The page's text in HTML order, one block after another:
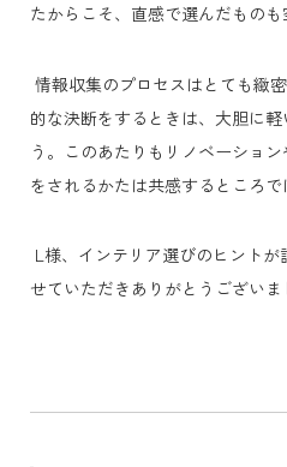
たからこそ、直感で選んだものも
情報収集のプロセスはとても緻
的な決断をするときは、大胆に
う。このあたりもリノベーショ
をされるかたは共感するところで
L様、インテリア選びのヒント
せていただきありがとうございま